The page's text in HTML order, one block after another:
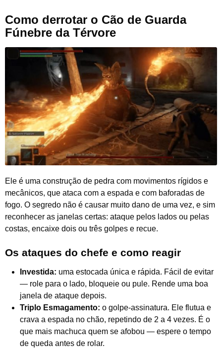
Como derrotar o Cão de Guarda
Fúnebre da Térvore
Ele é uma construção de pedra com movimentos rígidos e
mecânicos, que ataca com a espada e com baforadas de
fogo. O segredo não é causar muito dano de uma vez, e sim
reconhecer as janelas certas: ataque pelos lados ou pelas
costas, encaixe dois ou três golpes e recue.
Os ataques do chefe e como reagir
Investida: uma estocada única e rápida. Fácil de evitar
— role para o lado, bloqueie ou pule. Rende uma boa
janela de ataque depois.
Triplo Esmagamento: o golpe-assinatura. Ele flutua e
crava a espada no chão, repetindo de 2 a 4 vezes. É o
que mais machuca quem se afobou — espere o tempo
de queda antes de rolar.